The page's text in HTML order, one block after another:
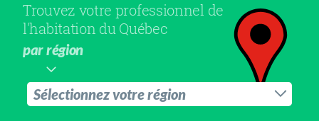
Trouvez votre professionnel de
l'habitation du Québec
par région